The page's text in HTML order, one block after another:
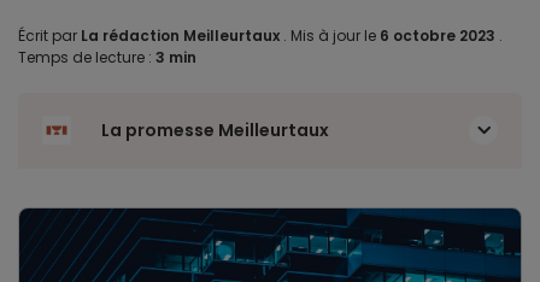
Écrit par La rédaction Meilleurtaux . Mis à jour le 6 octobre 2023 .
Temps de lecture : 3 min
La promesse Meilleurtaux